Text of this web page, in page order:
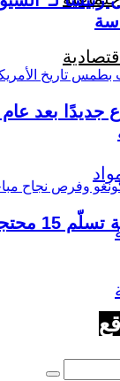
جديدًا بعد
الحكومة